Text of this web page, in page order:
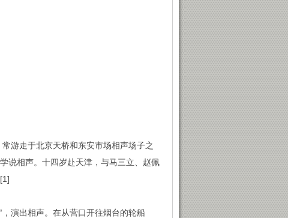
游走于北京天桥和东安市场相声场子之
说相声。十四岁赴天津，与马三立、赵佩
演出相声。在从营口开往烟台的轮船